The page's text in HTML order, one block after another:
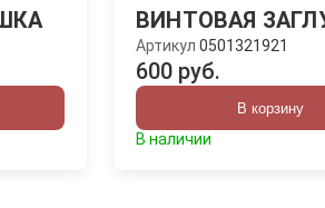
ВИНТОВАЯ
Артикул 0501321921
600 руб.
В корзину
В наличии